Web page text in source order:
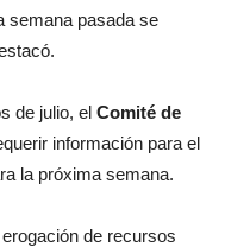
semana pasada se
de julio, el Comité de
información para el
la próxima semana.
de recursos